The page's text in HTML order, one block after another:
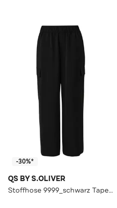
-30%*
QS BY S.OLIVER
Stoffhose 9999_schwarz Tapered